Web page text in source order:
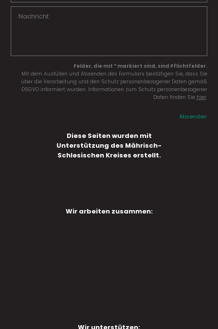
Felder, die mit * markiert sind, sind Pflichtfelder.
Mit dem Ausfüllen und Absenden des Formulars bestätigen Sie, dass Sie
über die Verarbeitung und den Schutz personenbezogener Daten gemäß
DSGVO informiert wurden. Informationen zum Schutz personenbezogener
Daten finden Sie hier.
Absenden
Diese Seiten wurden mit
Unterstützung des Mährisch-
Schlesischen Kreises erstellt.
Wir arbeiten zusammen: